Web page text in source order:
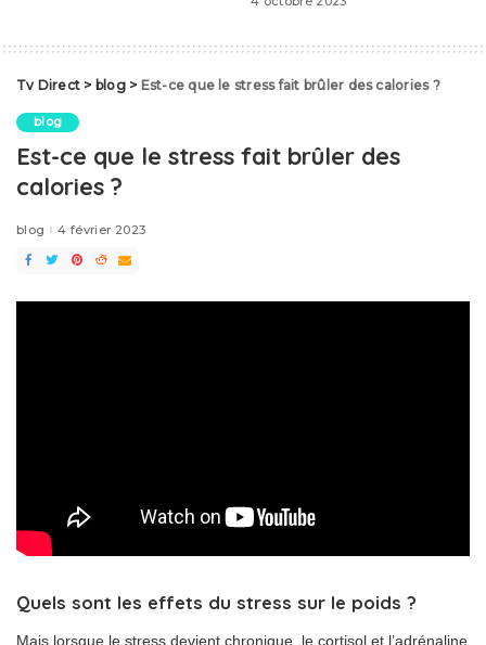
Tv Direct > blog> Est-ce que le stress fait brûler des calories ?
blog
Est-ce que le stress fait brûler des
calories ?
blog 4 février 2023
Quels sont les effets du stress sur le poids ?
Mais lorsque le stress devient chronique, le cortisol et l’adrénaline